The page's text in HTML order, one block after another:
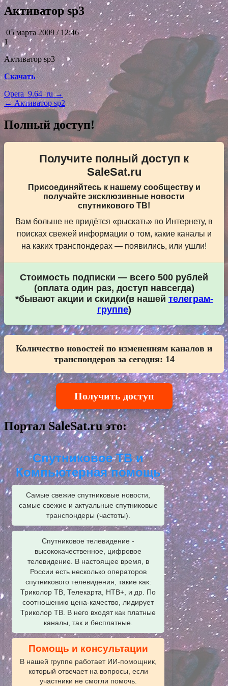
Активатор sp3
05 марта 2009 / 12:46
1
Активатор sp3
Скачать
Навигация
по
записям
Opera_9.64_ru →
← Активатор sp2
Полный доступ!
Получите полный доступ к
SaleSat.ru
Присоединяйтесь к нашему сообществу и
получайте эксклюзивные новости
спутникового ТВ!
Вам больше не придётся «рыскать» по Интернету, в
поисках свежей информации о том, какие каналы и
на каких транспондерах — появились, или ушли!
Стоимость подписки — всего 500 рублей
(оплата один раз, доступ навсегда)
*бывают акции и скидки(в нашей телеграм-
группе)
Количество новостей по изменениям каналов и
транспондеров за сегодня: 14
Получить доступ
Портал SaleSat.ru это:
Спутниковое ТВ и
Компьютерная помощь
Самые свежие спутниковые новости,
самые свежие и актуальные спутниковые
транспондеры (частоты).
Спутниковое телевидение -
высококачественное, цифровое
телевидение. В настоящее время, в
России есть несколько операторов
спутникового телевидения, такие как:
Триколор ТВ, Телекарта, НТВ+, и др. По
соотношению цена-качество, лидирует
Триколор ТВ. В него входят как платные
каналы, так и бесплатные.
Помощь и консультации
В нашей группе работает ИИ‑помощник,
который отвечает на вопросы, если
участники не смогли помочь.